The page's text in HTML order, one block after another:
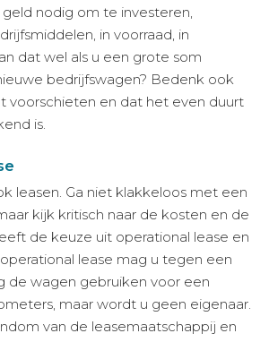
nodig om te investeren,
in voorraad, in
dat wel als u een grote som
bedrijfswagen? Bedenk ook
voorschieten en dat het even duurt
is.
leasen. Ga niet klakkeloos met een
kijk kritisch naar de kosten en de
de keuze uit operational lease en
lease mag u tegen een
de wagen gebruiken voor een
maar wordt u geen eigenaar.
van de leasemaatschappij en